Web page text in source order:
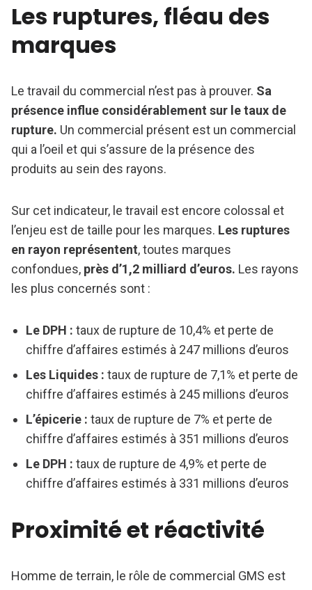
Les ruptures, fléau des
marques
Le travail du commercial n’est pas à prouver. Sa
présence influe considérablement sur le taux de
rupture. Un commercial présent est un commercial
qui a l’oeil et qui s’assure de la présence des
produits au sein des rayons.
Sur cet indicateur, le travail est encore colossal et
l’enjeu est de taille pour les marques. Les ruptures
en rayon représentent, toutes marques
confondues, près d’1,2 milliard d’euros. Les rayons
les plus concernés sont :
Le DPH : taux de rupture de 10,4% et perte de
chiffre d’affaires estimés à 247 millions d’euros
Les Liquides : taux de rupture de 7,1% et perte de
chiffre d’affaires estimés à 245 millions d’euros
L’épicerie : taux de rupture de 7% et perte de
chiffre d’affaires estimés à 351 millions d’euros
Le DPH : taux de rupture de 4,9% et perte de
chiffre d’affaires estimés à 331 millions d’euros
Proximité et réactivité
Homme de terrain, le rôle de commercial GMS est